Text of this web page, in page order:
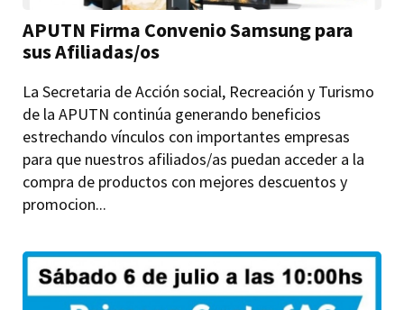
APUTN Firma Convenio Samsung para
sus Afiliadas/os
La Secretaria de Acción social, Recreación y Turismo
de la APUTN continúa generando beneficios
estrechando vínculos con importantes empresas
para que nuestros afiliados/as puedan acceder a la
compra de productos con mejores descuentos y
promocion...